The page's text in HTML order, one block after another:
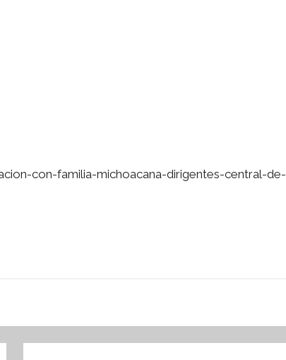
con-familia-michoacana-dirigentes-central-de-